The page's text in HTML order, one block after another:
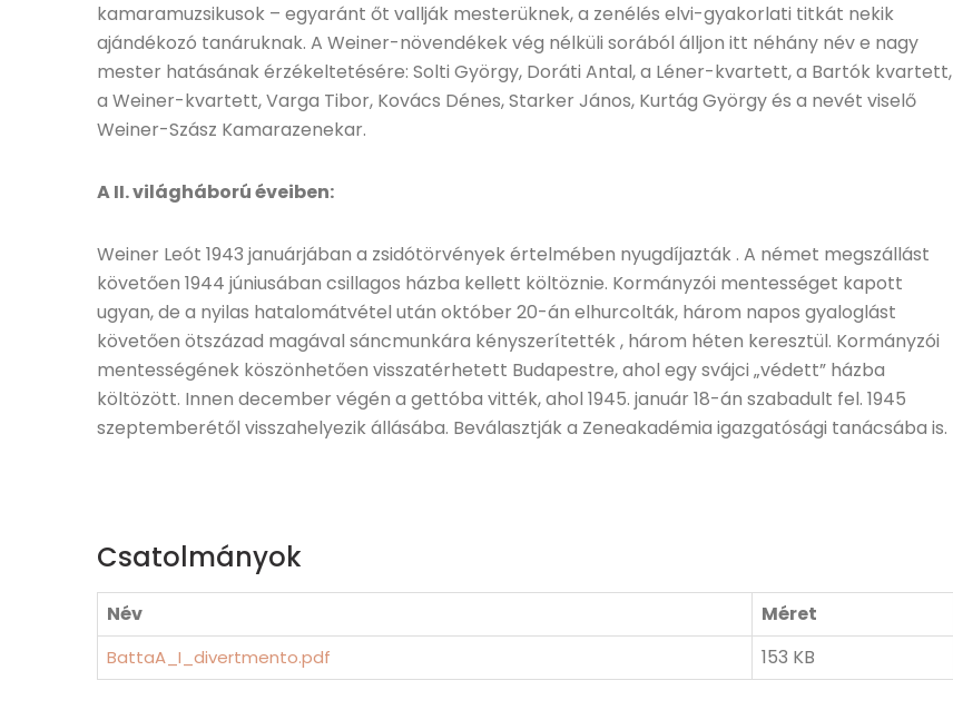
kamaramuzsikusok – egyaránt őt vallják mesterüknek, a zenélés elvi-gyakorlati titkát nekik
ajándékozó tanáruknak. A Weiner-növendékek vég nélküli sorából álljon itt néhány név e nagy
mester hatásának érzékeltetésére: Solti György, Doráti Antal, a Léner-kvartett, a Bartók kvartett,
a Weiner-kvartett, Varga Tibor, Kovács Dénes, Starker János, Kurtág György és a nevét viselő
Weiner-Szász Kamarazenekar.
A II. világháború éveiben:
Weiner Leót 1943 januárjában a zsidótörvények értelmében nyugdíjazták . A német megszállást
követően 1944 júniusában csillagos házba kellett költöznie. Kormányzói mentességet kapott
ugyan, de a nyilas hatalomátvétel után október 20-án elhurcolták, három napos gyaloglást
követően ötszázad magával sáncmunkára kényszerítették , három héten keresztül. Kormányzói
mentességének köszönhetően visszatérhetett Budapestre, ahol egy svájci „védett” házba
költözött. Innen december végén a gettóba vitték, ahol 1945. január 18-án szabadult fel. 1945
szeptemberétől visszahelyezik állásába. Beválasztják a Zeneakadémia igazgatósági tanácsába is.
Csatolmányok
Név Méret
BattaA_I_divertmento.pdf 153 KB